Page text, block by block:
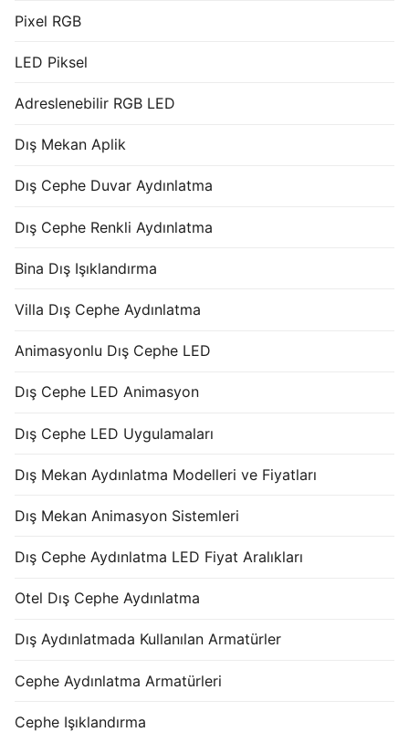
Pixel RGB
LED Piksel
Adreslenebilir RGB LED
Dış Mekan Aplik
Dış Cephe Duvar Aydınlatma
Dış Cephe Renkli Aydınlatma
Bina Dış Işıklandırma
Villa Dış Cephe Aydınlatma
Animasyonlu Dış Cephe LED
Dış Cephe LED Animasyon
Dış Cephe LED Uygulamaları
Dış Mekan Aydınlatma Modelleri ve Fiyatları
Dış Mekan Animasyon Sistemleri
Dış Cephe Aydınlatma LED Fiyat Aralıkları
Otel Dış Cephe Aydınlatma
Dış Aydınlatmada Kullanılan Armatürler
Cephe Aydınlatma Armatürleri
Cephe Işıklandırma